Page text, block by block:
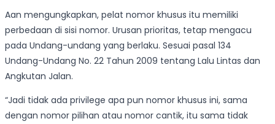
Aan mengungkapkan, pelat nomor khusus itu memiliki
perbedaan di sisi nomor. Urusan prioritas, tetap mengacu
pada Undang-undang yang berlaku. Sesuai pasal 134
Undang-Undang No. 22 Tahun 2009 tentang Lalu Lintas dan
Angkutan Jalan.
“Jadi tidak ada privilege apa pun nomor khusus ini, sama
dengan nomor pilihan atau nomor cantik, itu sama tidak